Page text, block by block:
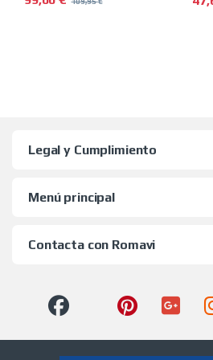
Legal y Cumplimiento
Menú principal
Contacta con Romavi